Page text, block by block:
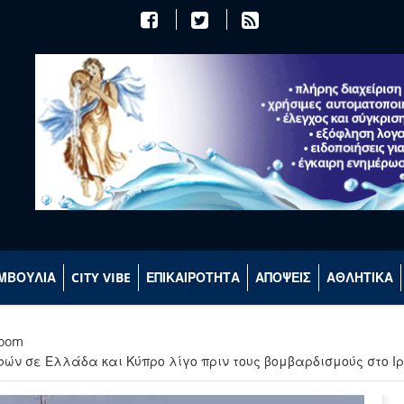
CITY VIBE ΕΠΙΚΑΙΡΟΤΗΤΑ ΑΠΟΨΕΙΣ ΑΘΛΗΤΙΚΑ
σε Ελλάδα και Κύπρο λίγο πριν τους βομβαρδισμούς στο